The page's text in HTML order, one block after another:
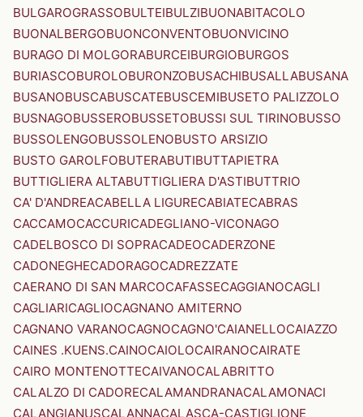
BULGAROGRASSOBULTEIBULZIBUONABITACOLO
BUONALBERGOBUONCONVENTOBUONVICINO
BURAGO DI MOLGORABURCEIBURGIOBURGOS
BURIASCOBUROLOBURONZOBUSACHIBUSALLABUSANA
BUSANOBUSCABUSCATEBUSCEMIBUSETO PALIZZOLO
BUSNAGOBUSSEROBUSSETOBUSSI SUL TIRINOBUSSO
BUSSOLENGOBUSSOLENOBUSTO ARSIZIO
BUSTO GAROLFOBUTERABUTIBUTTAPIETRA
BUTTIGLIERA ALTABUTTIGLIERA D'ASTIBUTTRIO
CA' D'ANDREACABELLA LIGURECABIATECABRAS
CACCAMOCACCURICADEGLIANO-VICONAGO
CADELBOSCO DI SOPRACADEOCADERZONE
CADONEGHECADORAGOCADREZZATE
CAERANO DI SAN MARCOCAFASSECAGGIANOCAGLI
CAGLIARICAGLIOCAGNANO AMITERNO
CAGNANO VARANOCAGNOCAGNO'CAIANELLOCAIAZZO
CAINES .KUENS.CAINOCAIOLOCAIRANOCAIRATE
CAIRO MONTENOTTECAIVANOCALABRITTO
CALALZO DI CADORECALAMANDRANACALAMONACI
CALANGIANUSCALANNACALASCA-CASTIGLIONE